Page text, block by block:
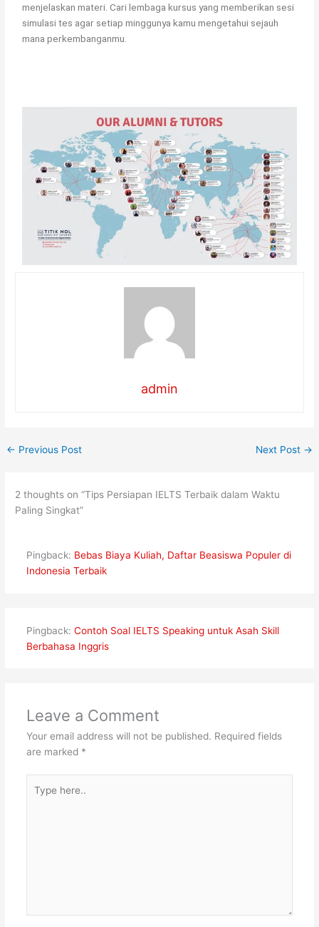
menjelaskan materi. Cari lembaga kursus yang memberikan sesi
simulasi tes agar setiap minggunya kamu mengetahui sejauh
mana perkembanganmu.
admin
← Previous Post Next Post →
2 thoughts on “Tips Persiapan IELTS Terbaik dalam Waktu
Paling Singkat”
Pingback: Bebas Biaya Kuliah, Daftar Beasiswa Populer di
Indonesia Terbaik
Pingback: Contoh Soal IELTS Speaking untuk Asah Skill
Berbahasa Inggris
Leave a Comment
Your email address will not be published. Required fields
are marked *
here..